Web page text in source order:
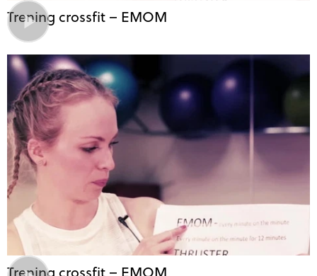
Trening crossfit – EMOM